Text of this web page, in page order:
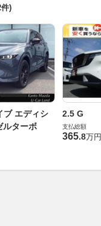
)
ブ エディシ
ルターボ
2.5 G
支払総額
365.8万円